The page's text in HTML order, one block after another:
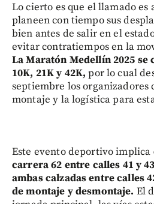
Lo cierto es que el llamado es
planeen con tiempo sus
bien antes de salir en el
evitar contratiempos en la
La Maratón Medellín 2025
10K, 21K y 42K,por lo cual
septiembre los organizadores
montaje y la logística para
Este evento deportivo implica
carrera 62 entre calles 41 y
ambas calzadas entre calles
de montaje y desmontaje. El